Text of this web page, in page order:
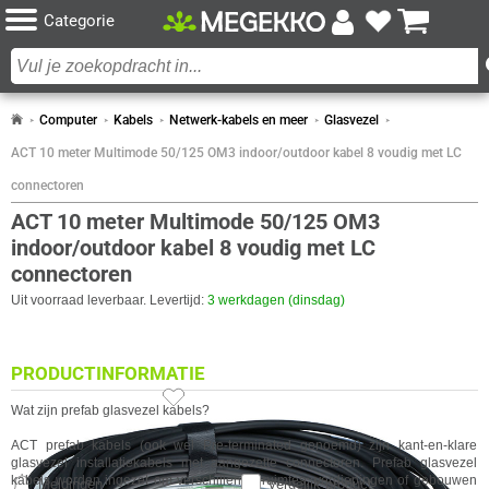
Categorie
Computer Kabels Netwerk-kabels en meer Glasvezel
ACT 10 meter Multimode 50/125 OM3 indoor/outdoor kabel 8 voudig met LC
connectoren
ACT 10 meter Multimode 50/125 OM3
indoor/outdoor kabel 8 voudig met LC
connectoren
Uit voorraad leverbaar. Levertijd: 3 werkdagen (dinsdag)
Vergelijk product
Meldingen
PRODUCTINFORMATIE
Wat zijn prefab glasvezel kabels?
ACT prefab kabels (ook wel Pre-terminated genoemd) zijn kant-en-klare
glasvezel installatiekabels met aangezette connectoren. Prefab glasvezel
kabels worden ingezet om verschillende ruimtes, verdiepingen of gebouwen